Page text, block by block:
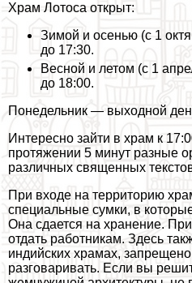
Храм Лотоса открыт:
Зимой и осенью (с 1
до 17:30.
Весной и летом (с 1
до 18:00.
Понедельник — выходной
Интересно зайти в храм к
протяжении 5 минут разные
различных священных
При входе на территорию
специальные сумки, в
Она сдается на хранение.
отдать работникам. Здесь
индийских храмах,
разговаривать. Если вы